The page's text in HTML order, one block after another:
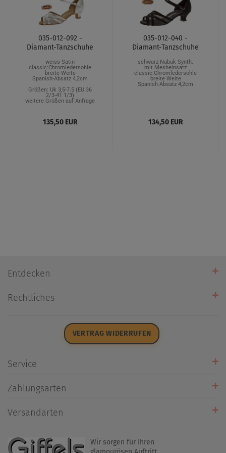
035-012-092 -
Diamant-Tanzschuhe
weiss Satin
classic:Chromledersohle
breite Weite
Spanish-Absatz 4,2cm
Größen: Uk 3,5-7.5 (EU 36
2/3-41 1/3)
weitere Größen auf Anfrage
135,50 EUR
035-012-040 -
Diamant-Tanzschuhe
schwarz Nubuk Synth.
mit Mesheinsatz
classic:Chromledersohle
breite Weite
Spanish-Absatz 4,2cm
134,50 EUR
Entdecken
Öffnungszeiten
Rechtliches
VERTRAG WIDERRUFEN
Service
Rückrufservice
Umtausch/Rücksendung
Zahlungsarten
Versandarten
Wir sorgen für Ihren